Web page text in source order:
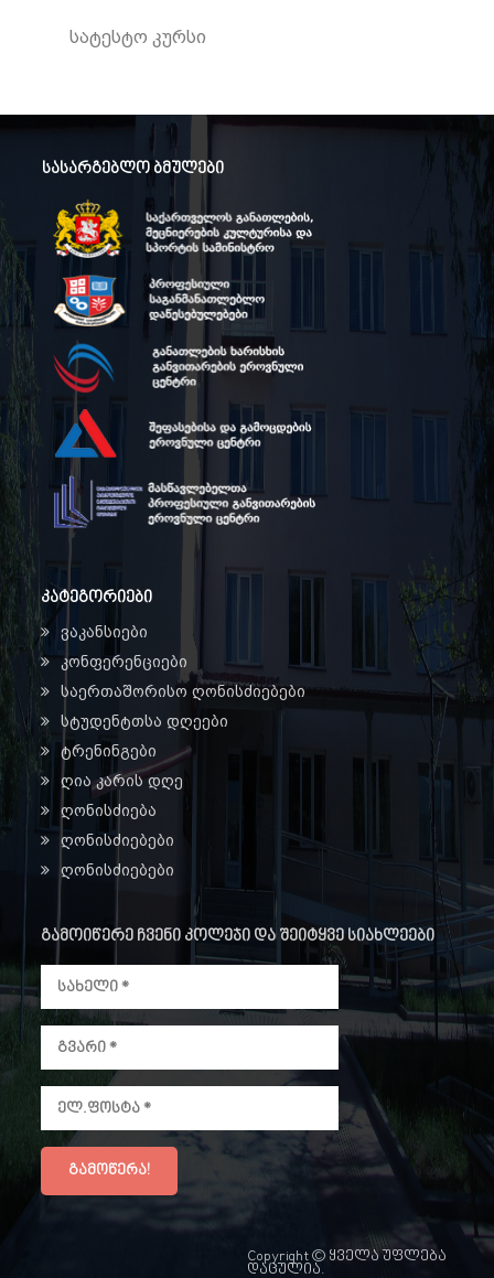
სატესტო კურსი
სასარგებლო ბმულები
კატეგორიები
ვაკანსიები
კონფერენციები
საერთაშორისო ღონისძიებები
სტუდენტთსა დღეები
ტრენინგები
ღია კარის დღე
ღონისძიება
ღონისძიებები
ღონისძიებები
გამოიწერე ჩვენი კოლეჯი და შეიტყვე სიახლეები
Copyright © ყველა უფლება
დაცულია.